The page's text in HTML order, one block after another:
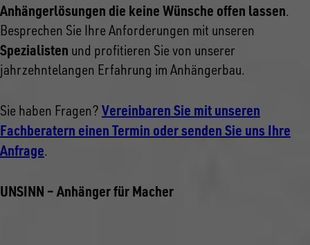
Anhängerlösungen die keine Wünsche offen lassen.
Besprechen Sie Ihre Anforderungen mit unseren
Spezialisten und profitieren Sie von unserer
jahrzehntelangen Erfahrung im Anhängerbau.
Sie haben Fragen? Vereinbaren Sie mit unseren
Fachberatern einen Termin oder senden Sie uns Ihre
Anfrage.
UNSINN – Anhänger für Macher